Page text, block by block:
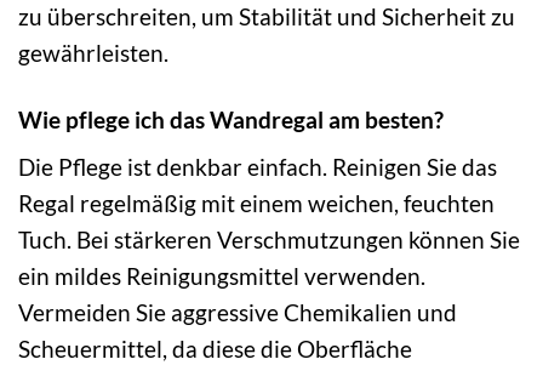
zu überschreiten, um Stabilität und Sicherheit zu
gewährleisten.
Wie pflege ich das Wandregal am besten?
Die Pflege ist denkbar einfach. Reinigen Sie das
Regal regelmäßig mit einem weichen, feuchten
Tuch. Bei stärkeren Verschmutzungen können Sie
ein mildes Reinigungsmittel verwenden.
Vermeiden Sie aggressive Chemikalien und
Scheuermittel, da diese die Oberfläche